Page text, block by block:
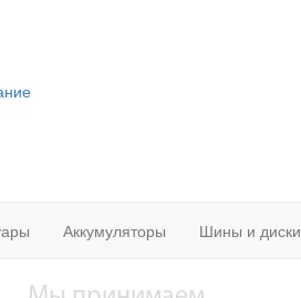
Аккумуляторы Шины и диски